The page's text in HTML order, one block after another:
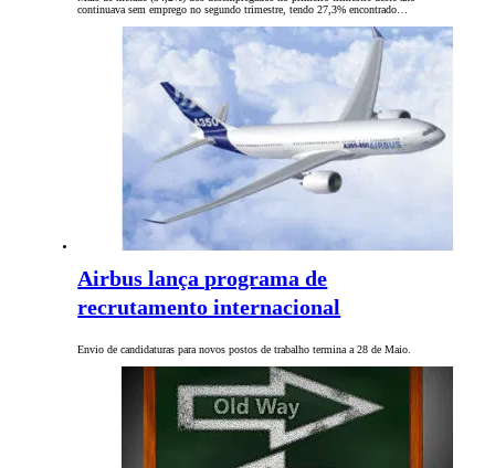
continuava sem emprego no segundo trimestre, tendo 27,3% encontrado…
Airbus lança programa de
recrutamento internacional
Envio de candidaturas para novos postos de trabalho termina a 28 de Maio.